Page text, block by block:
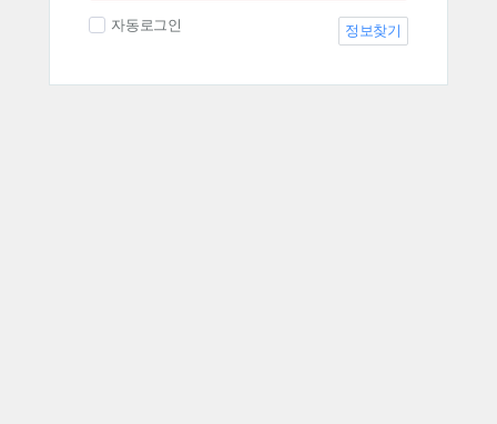
자동로그인 정보찾기